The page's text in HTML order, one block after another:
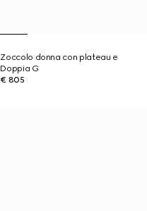
Zoccolo donna con plateau e
Doppia G
€ 805